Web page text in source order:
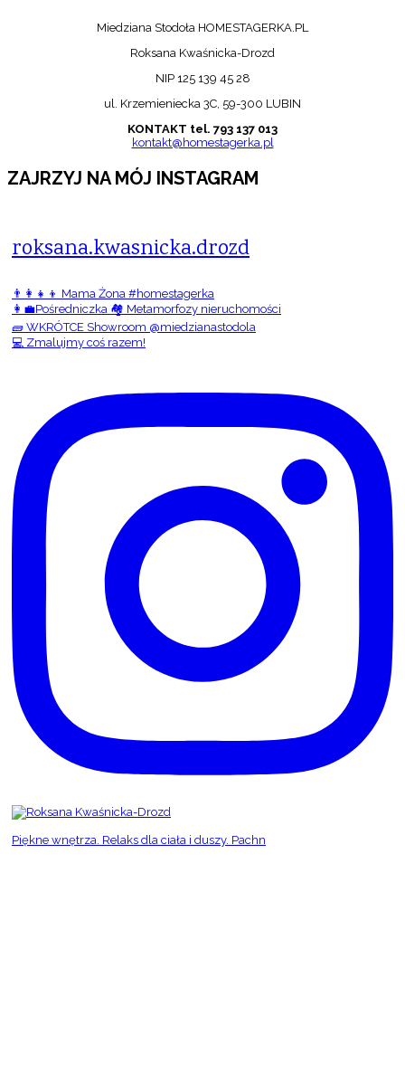
Miedziana Stodoła HOMESTAGERKA.PL
Roksana Kwaśnicka-Drozd
NIP 125 139 45 28
ul. Krzemieniecka 3C, 59-300 LUBIN
KONTAKT tel. 793 137 013
kontakt@homestagerka.pl
ZAJRZYJ NA MÓJ INSTAGRAM
roksana.kwasnicka.drozd
👨‍👩‍👧‍👦 Mama Żona #homestagerka
👩‍💼Pośredniczka 🏘️ Metamorfozy nieruchomości
🧱 WKRÓTCE Showroom @miedzianastodola
💻 Zmalujmy coś razem!
Piękne wnętrza. Relaks dla ciała i duszy. Pachn